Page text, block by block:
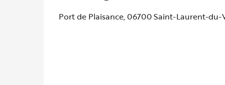
Port de Plaisance, 06700 Saint-Laurent-du-